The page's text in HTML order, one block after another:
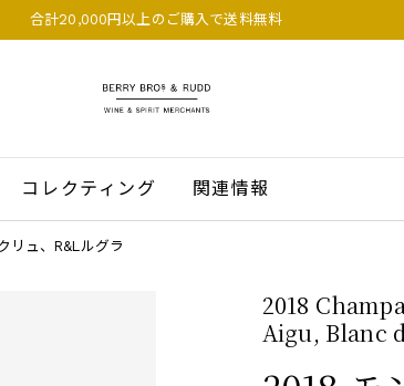
合計20,000円以上のご購入で送料無料
BERRY BROS. & RUDD
コレクティング 関連情報
リュ、R&Lルグラ
2018
Aigu, Blanc